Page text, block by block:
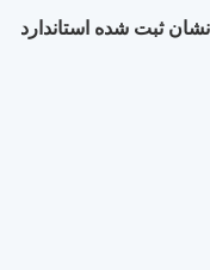
نشان ثبت شده استاندارد